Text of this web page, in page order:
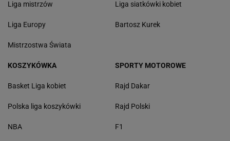
Liga mistrzów
Liga Europy
Mistrzostwa Świata
Liga siatkówki kobiet
Bartosz Kurek
KOSZYKÓWKA
Basket Liga kobiet
Polska liga koszykówki
NBA
SPORTY MOTOROWE
Rajd Dakar
Rajd Polski
F1